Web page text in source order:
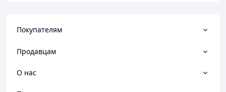
Покупателям
Продавцам
О нас